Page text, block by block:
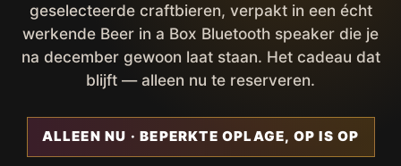
geselecteerde craftbieren, verpakt in een écht
werkende Beer in a Box Bluetooth speaker die je
na december gewoon laat staan. Het cadeau dat
blijft — alleen nu te reserveren.
ALLEEN NU · BEPERKTE OPLAGE, OP IS OP